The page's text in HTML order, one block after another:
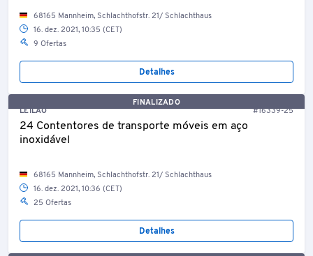
68165 Mannheim, Schlachthofstr. 21/ Schlachthaus
16. dez. 2021, 10:35 (CET)
9 Ofertas
Detalhes
FINALIZADO
LEILÃO
#16339-25
24 Contentores de transporte móveis em aço
inoxidável
68165 Mannheim, Schlachthofstr. 21/ Schlachthaus
16. dez. 2021, 10:36 (CET)
25 Ofertas
Detalhes